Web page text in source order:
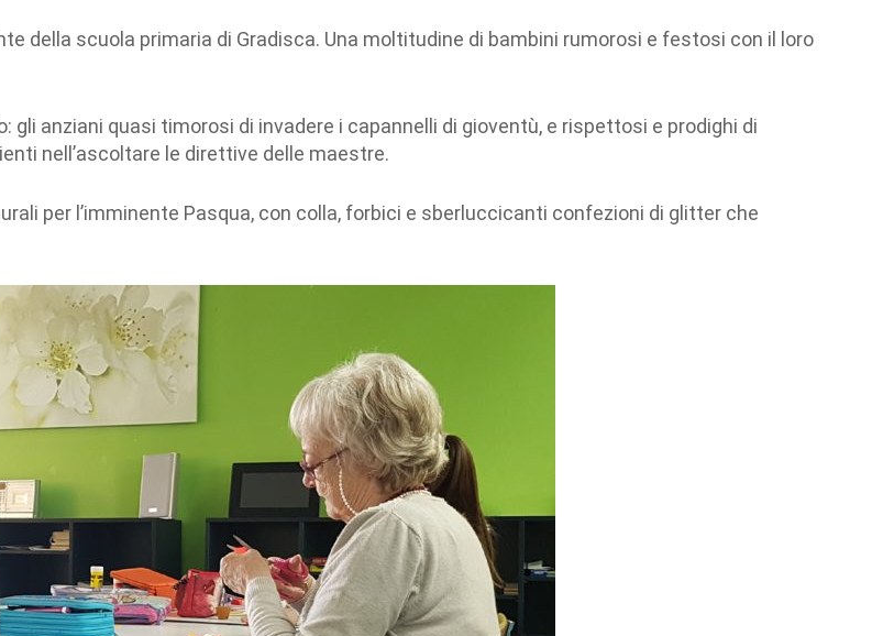
della scuola primaria di Gradisca. Una moltitudine di bambini rumorosi e festosi con il loro
anziani quasi timorosi di invadere i capannelli di gioventù, e rispettosi e prodighi di
nell’ascoltare le direttive delle maestre.
per l’imminente Pasqua, con colla, forbici e sberluccicanti confezioni di glitter che